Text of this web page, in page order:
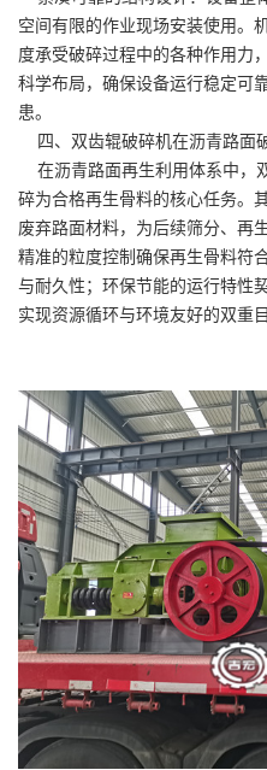
空间有限的作业现场安装使用。
度承受破碎过程中的各种作用力
科学布局，确保设备运行稳定可
患。
四、双齿辊破碎机在沥青路面
在沥青路面再生利用体系中，
碎为合格再生骨料的核心任务。
废弃路面材料，为后续筛分、再
精准的粒度控制确保再生骨料符
与耐久性；环保节能的运行特性
实现资源循环与环境友好的双重目